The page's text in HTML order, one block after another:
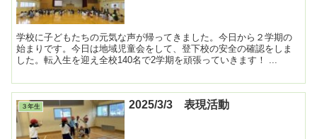
学校に子どもたちの元気な声が帰ってきました。今日から２学期の
始まりです。今日は地域児童会をして、登下校の安全の確認をしま
した。転入生を迎え全校140名で2学期を頑張っていきます！ ...
３年生 2025/3/3 表現活動